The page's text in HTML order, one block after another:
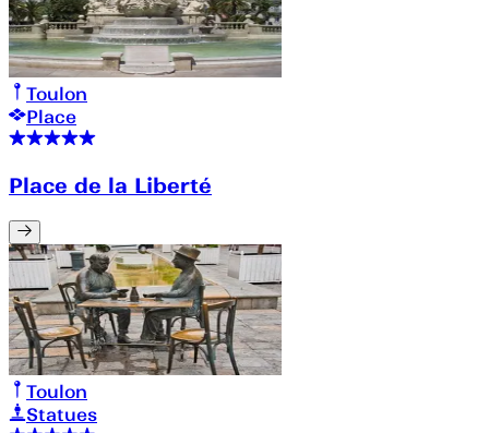
Toulon
Place
Place de la Liberté
Toulon
Statues